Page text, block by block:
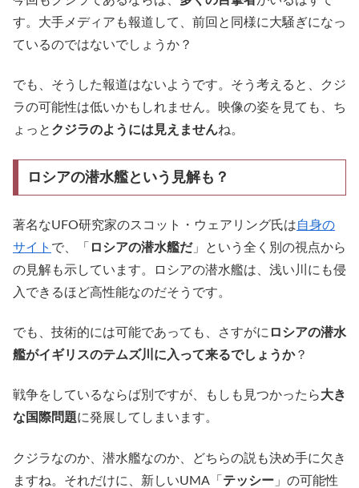
す。大手メディアも報道して、前回と同様に大騒ぎになっ
ているのではないでしょうか？
でも、そうした報道はないようです。そう考えると、クジ
ラの可能性は低いかもしれません。映像の姿を見ても、ち
ょっと クジラのようには見えませんね。
ロシアの潜水艦という見解も？
著名なUFO研究家のスコット・ウェアリング氏は自身の
サイト で、「 ロシアの潜水艦だ」という全く別の視点から
の見解も示しています。ロシアの潜水艦は、浅い川にも侵
入できるほど高性能なのだそうです。
でも、技術的には可能であっても、さすがに ロシアの潜水
艦がイギリスのテムズ川に入って来るでしょうか？
戦争をしているならば別ですが、もしも見つかったら大き
な国際問題に発展してしまいます。
クジラなのか、潜水艦なのか、どちらの説も決め手に欠き
ますね。それだけに、新しいUMA「 テッシー 」の可能性